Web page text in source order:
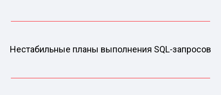
Нестабильные планы выполнения SQL-запросов